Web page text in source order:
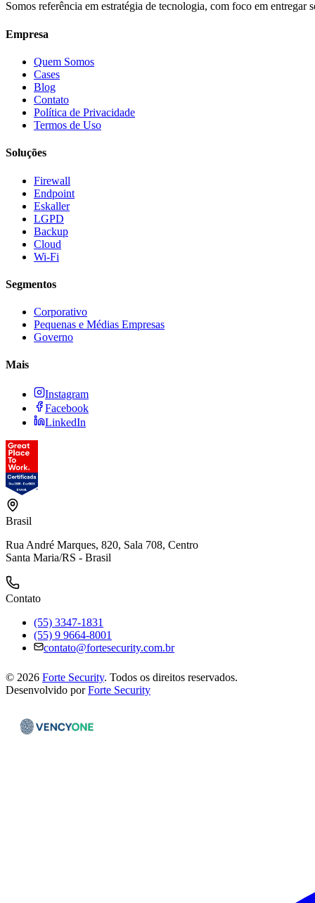
Somos referência em estratégia de tecnologia, com foco em
Empresa
Quem Somos
Cases
Blog
Contato
Política de Privacidade
Termos de Uso
Soluções
Firewall
Endpoint
Eskaller
LGPD
Backup
Cloud
Wi-Fi
Segmentos
Corporativo
Pequenas e Médias Empresas
Governo
Mais
Instagram
Facebook
LinkedIn
Brasil
Rua André Marques, 820, Sala 708, Centro
Santa Maria/RS - Brasil
Contato
(55) 3347-1831
(55) 9 9664-8001
contato@fortesecurity.com.br
© 2026 Forte Security. Todos os direitos reservados.
Desenvolvido por Forte Security